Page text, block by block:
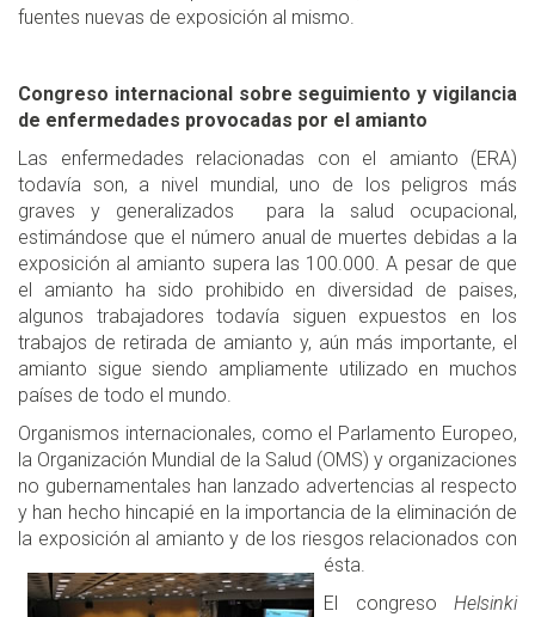
fuentes nuevas de exposición al mismo.
Congreso internacional sobre seguimiento y vigilancia
de enfermedades provocadas por el amianto
Las enfermedades relacionadas con el amianto (ERA)
todavía son, a nivel mundial, uno de los peligros más
graves y generalizados para la salud ocupacional,
estimándose que el número anual de muertes debidas a la
exposición al amianto supera las 100.000. A pesar de que
el amianto ha sido prohibido en diversidad de paises,
algunos trabajadores todavía siguen expuestos en los
trabajos de retirada de amianto y, aún más importante, el
amianto sigue siendo ampliamente utilizado en muchos
países de todo el mundo.
Organismos internacionales, como el Parlamento Europeo,
la Organización Mundial de la Salud (OMS) y organizaciones
no gubernamentales han lanzado advertencias al respecto
y han hecho hincapié en la importancia de la eliminación de
la exposición al amianto y de los riesgos relacionados con
ésta.
El congreso Helsinki